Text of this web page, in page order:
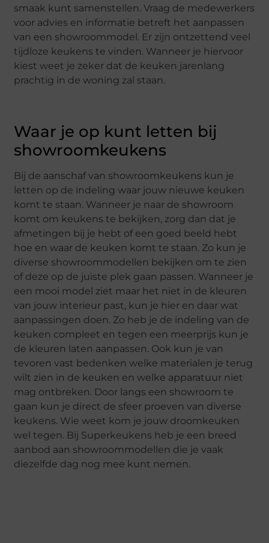
smaak kunt samenstellen. Vraag de medewerkers
voor advies en informatie betreft het aanpassen
van een showroommodel. Er zijn ontzettend veel
tijdloze keukens te vinden. Wanneer je hiervoor
kiest weet je zeker dat de keuken jarenlang
prachtig in de woning zal staan.
Waar je op kunt letten bij
showroomkeukens
Bij de aanschaf van showroomkeukens kun je
letten op de indeling waar jouw nieuwe keuken
komt te staan. Wanneer je naar de showroom
komt om keukens te bekijken, zorg dan dat je
afmetingen bij je hebt of een goed beeld hebt
hoe en waar de keuken komt te staan. Zo kun je
diverse showroommodellen bekijken om te zien
of deze op de juiste plek gaan passen. Wanneer je
een mooi model ziet maar het niet in de kleuren
van jouw interieur past, kun je hier en daar wat
aanpassingen doen. Zo heb je de indeling van de
keuken compleet en tegen een meerprijs kun je
de kleuren laten aanpassen. Ook kun je van
tevoren vast bedenken welke materialen je terug
wilt zien in de keuken en welke apparatuur niet
mag ontbreken. Door langs een showroom te
gaan kun je direct de sfeer proeven van diverse
keukens. Wie weet kom je jouw droomkeuken
wel tegen. Bij Superkeukens heb je een breed
aanbod aan showroommodellen die je vaak
diezelfde dag nog mee kunt nemen.